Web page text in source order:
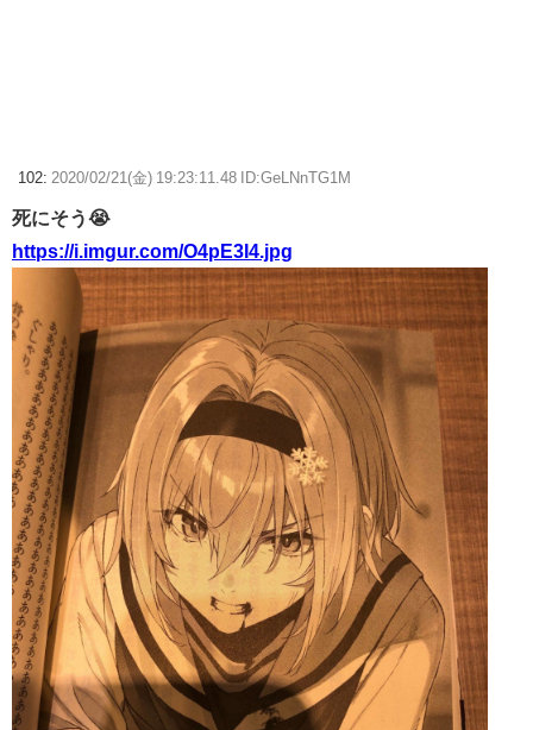
102: 2020/02/21(金) 19:23:11.48 ID:GeLNnTG1M
死にそう😭
https://i.imgur.com/O4pE3I4.jpg